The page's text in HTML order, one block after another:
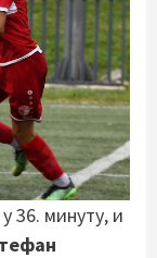
у 36. минуту, и